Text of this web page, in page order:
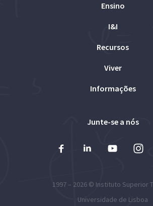
Ensino
I&I
Recursos
Viver
Informações
Junte-se a nós
1997 – 2026 © Instituto Superior
Universidade de Lisboa